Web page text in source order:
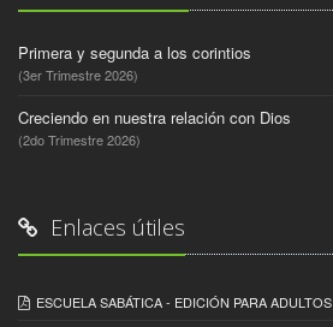
Primera y segunda a los corintios
(3er Trimestre 2026)
Creciendo en nuestra relación con Dios
(2do Trimestre 2026)
Enlaces útiles
ESCUELA SABÁTICA - EDICIÓN PARA ADULTOS